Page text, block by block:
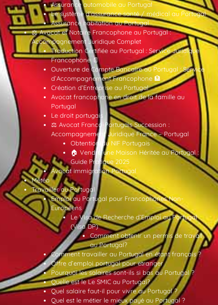
Assurance automobile au Portugal
Le système d’assurance santé / médical au Portugal
Assurance habitation au Portugal
⚖️ Avocat et Notaire Francophone au Portugal :
Accompagnement Juridique Complet
Traduction Certifiée au Portugal : Service Juridique
Francophone 📄
Ouverture de Compte Bancaire au Portugal : Service
d’Accompagnement Francophone 🏦
Création d’Entreprise au Portugal
Avocat francophone en droit de la famille au
Portugal
Le droit portugais
⚖️ Avocat Franco-Portugais Succession :
Accompagnement Juridique France – Portugal
Obtention du NIF Portugais
🏠 Vendre une Maison Héritée au Portugal :
Guide Pratique 2025
Avocat immigration Portugal
Météo
Travailler au Portugal
Emploi au Portugal pour Francophones Non-
Européens
Le Visa de Recherche d’Emploi au Portugal
(Visa DP)
Comment obtenir un permis de travail
au Portugal?
Comment travailler au Portugal en étant français ?
Offre d’emploi portugal pour etranger
Pourquoi les salaires sont-ils si bas au Portugal ?
Quelle est le Le SMIC au Portugal?
Quel salaire faut-il pour vivre au Portugal ?
Quel est le métier le mieux payé au Portugal ?